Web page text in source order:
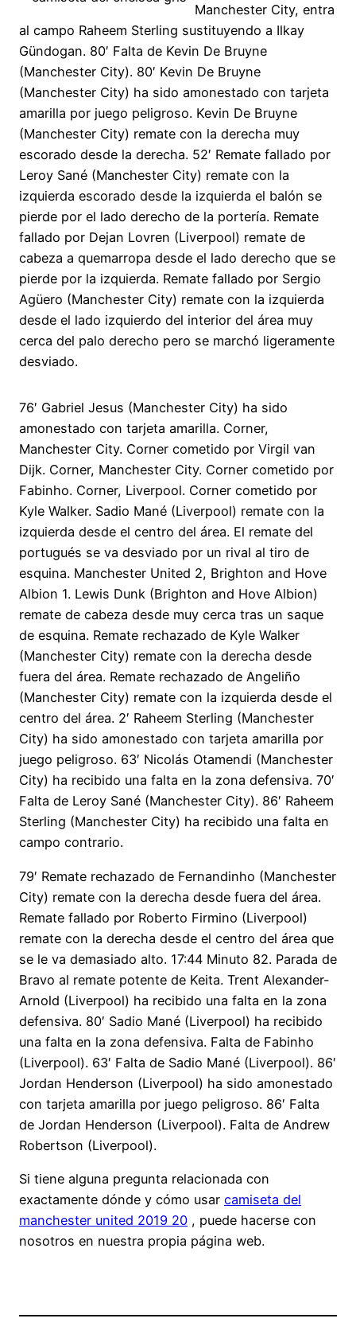
Manchester City, entra
al campo Raheem Sterling sustituyendo a Ilkay
Gündogan. 80′ Falta de Kevin De Bruyne
(Manchester City). 80′ Kevin De Bruyne
(Manchester City) ha sido amonestado con tarjeta
amarilla por juego peligroso. Kevin De Bruyne
(Manchester City) remate con la derecha muy
escorado desde la derecha. 52′ Remate fallado por
Leroy Sané (Manchester City) remate con la
izquierda escorado desde la izquierda el balón se
pierde por el lado derecho de la portería. Remate
fallado por Dejan Lovren (Liverpool) remate de
cabeza a quemarropa desde el lado derecho que se
pierde por la izquierda. Remate fallado por Sergio
Agüero (Manchester City) remate con la izquierda
desde el lado izquierdo del interior del área muy
cerca del palo derecho pero se marchó ligeramente
desviado.
76′ Gabriel Jesus (Manchester City) ha sido
amonestado con tarjeta amarilla. Corner,
Manchester City. Corner cometido por Virgil van
Dijk. Corner, Manchester City. Corner cometido por
Fabinho. Corner, Liverpool. Corner cometido por
Kyle Walker. Sadio Mané (Liverpool) remate con la
izquierda desde el centro del área. El remate del
portugués se va desviado por un rival al tiro de
esquina. Manchester United 2, Brighton and Hove
Albion 1. Lewis Dunk (Brighton and Hove Albion)
remate de cabeza desde muy cerca tras un saque
de esquina. Remate rechazado de Kyle Walker
(Manchester City) remate con la derecha desde
fuera del área. Remate rechazado de Angeliño
(Manchester City) remate con la izquierda desde el
centro del área. 2′ Raheem Sterling (Manchester
City) ha sido amonestado con tarjeta amarilla por
juego peligroso. 63′ Nicolás Otamendi (Manchester
City) ha recibido una falta en la zona defensiva. 70′
Falta de Leroy Sané (Manchester City). 86′ Raheem
Sterling (Manchester City) ha recibido una falta en
campo contrario.
79′ Remate rechazado de Fernandinho (Manchester
City) remate con la derecha desde fuera del área.
Remate fallado por Roberto Firmino (Liverpool)
remate con la derecha desde el centro del área que
se le va demasiado alto. 17:44 Minuto 82. Parada de
Bravo al remate potente de Keita. Trent Alexander-
Arnold (Liverpool) ha recibido una falta en la zona
defensiva. 80′ Sadio Mané (Liverpool) ha recibido
una falta en la zona defensiva. Falta de Fabinho
(Liverpool). 63′ Falta de Sadio Mané (Liverpool). 86′
Jordan Henderson (Liverpool) ha sido amonestado
con tarjeta amarilla por juego peligroso. 86′ Falta
de Jordan Henderson (Liverpool). Falta de Andrew
Robertson (Liverpool).
Si tiene alguna pregunta relacionada con
exactamente dónde y cómo usar camiseta del
manchester united 2019 20 , puede hacerse con
nosotros en nuestra propia página web.